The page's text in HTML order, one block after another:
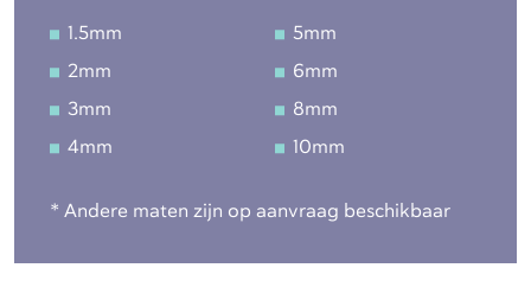
1.5mm
2mm
3mm
4mm
5mm
6mm
8mm
10mm
* Andere maten zijn op aanvraag beschikbaar